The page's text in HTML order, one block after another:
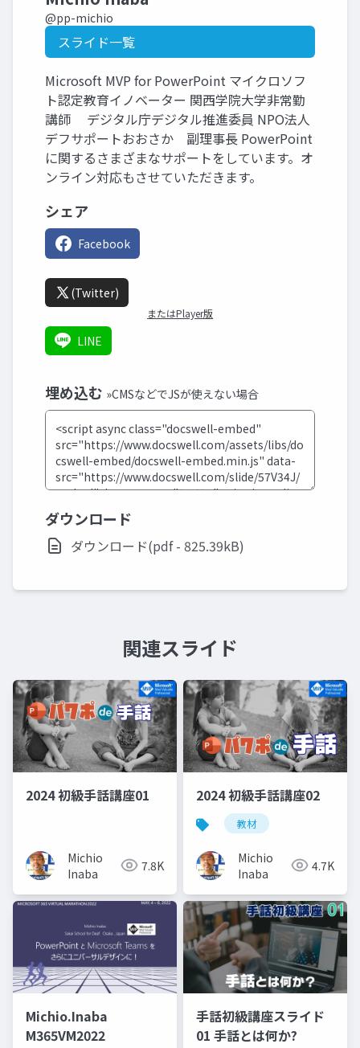
@pp-michio
スライド一覧
Microsoft MVP for PowerPoint マイクロソフ
ト認定教育イノベーター 関西学院大学非常勤
講師 デジタル庁デジタル推進委員 NPO法人
デフサポートおおさか 副理事長 PowerPoint
に関するさまざまなサポートをしています。オ
ンライン対応もさせていただきます。
シェア
Facebook
(Twitter)
またはPlayer版
LINE
埋め込む »CMSなどでJSが使えない場合
ダウンロード
ダウンロード(pdf - 825.39kB)
関連スライド
2024 初級手話講座01
Michio
Inaba
7.8K
2024 初級手話講座02
教材
Michio
Inaba
4.7K
Michio.Inaba
M365VM2022
手話初級講座スライド
01 手話とは何か?